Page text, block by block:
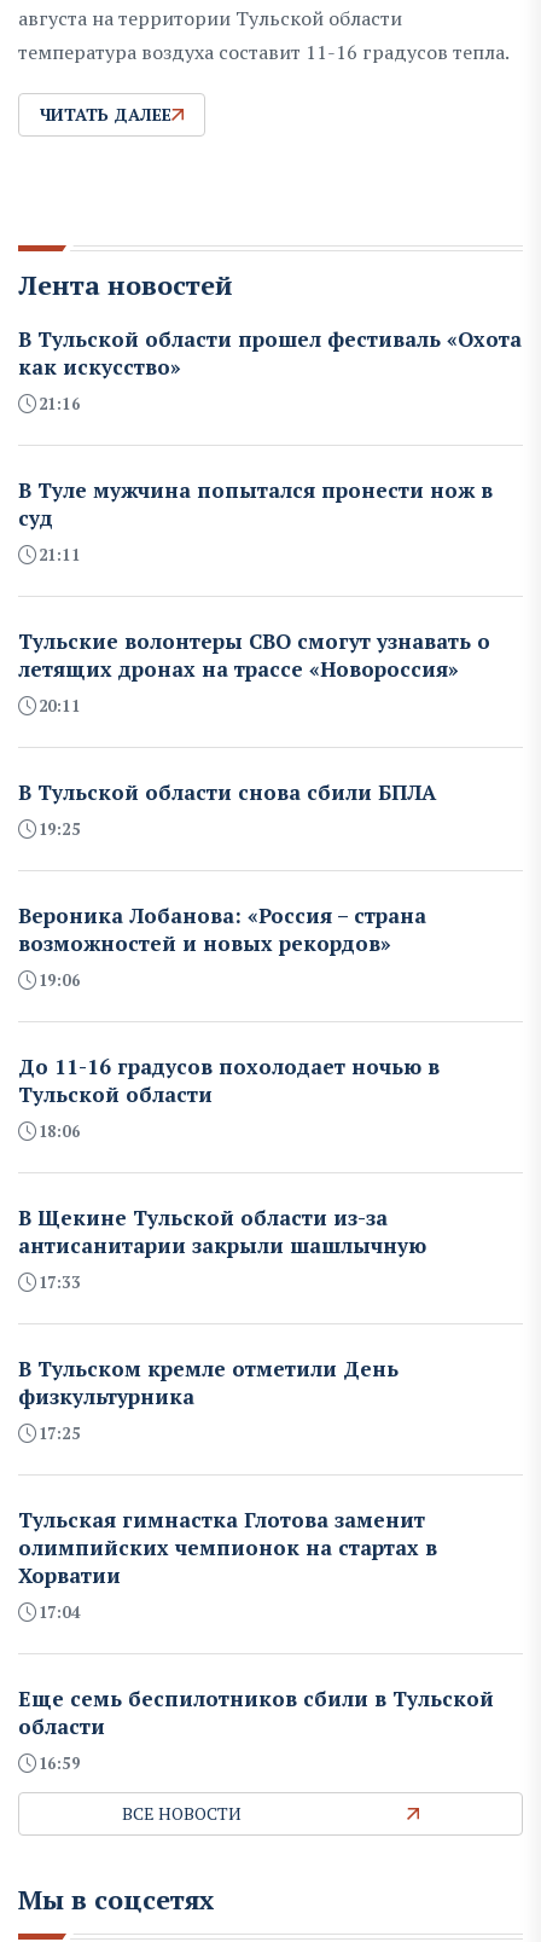
августа на территории Тульской области
температура воздуха составит 11-16 градусов тепла.
ЧИТАТЬ ДАЛЕЕ
Лента новостей
В Тульской области прошел фестиваль «Охота
как искусство»
21:16
В Туле мужчина попытался пронести нож в
суд
21:11
Тульские волонтеры СВО смогут узнавать о
летящих дронах на трассе «Новороссия»
20:11
В Тульской области снова сбили БПЛА
19:25
Вероника Лобанова: «Россия – страна
возможностей и новых рекордов»
19:06
До 11-16 градусов похолодает ночью в
Тульской области
18:06
В Щекине Тульской области из-за
антисанитарии закрыли шашлычную
17:33
В Тульском кремле отметили День
физкультурника
17:25
Тульская гимнастка Глотова заменит
олимпийских чемпионок на стартах в
Хорватии
17:04
Еще семь беспилотников сбили в Тульской
области
16:59
ВСЕ НОВОСТИ
Мы в соцсетях